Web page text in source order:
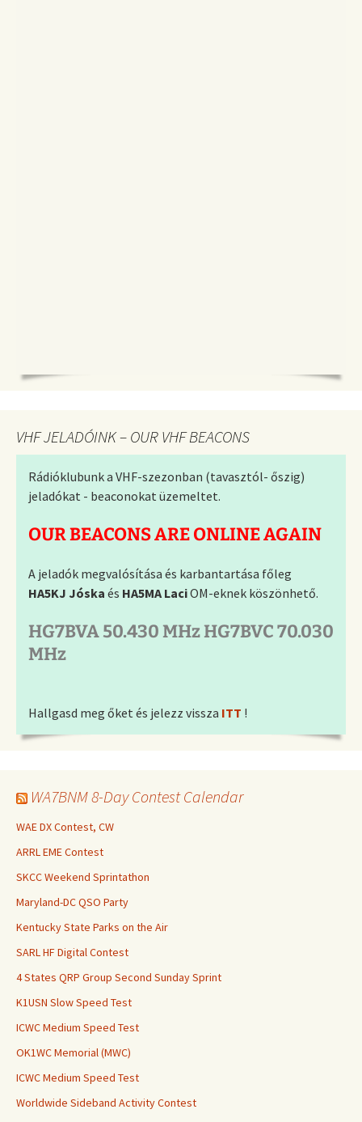
VHF JELADÓINK – OUR VHF BEACONS
Rádióklubunk a VHF-szezonban (tavasztól- őszig)
jeladókat - beaconokat üzemeltet.
OUR BEACONS ARE ONLINE AGAIN
A jeladók megvalósítása és karbantartása főleg
HA5KJ Jóska és HA5MA LaciOM-eknek köszönhető.
HG7BVA 50.430 MHz HG7BVC 70.030
MHz
Hallgasd meg őket és jelezz vissza ITT !
WA7BNM 8-Day Contest Calendar
WAE DX Contest, CW
ARRL EME Contest
SKCC Weekend Sprintathon
Maryland-DC QSO Party
Kentucky State Parks on the Air
SARL HF Digital Contest
4 States QRP Group Second Sunday Sprint
K1USN Slow Speed Test
ICWC Medium Speed Test
OK1WC Memorial (MWC)
ICWC Medium Speed Test
Worldwide Sideband Activity Contest